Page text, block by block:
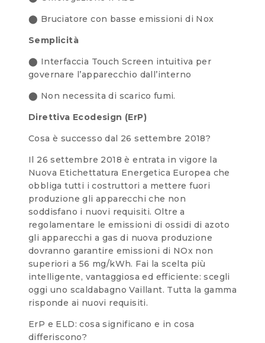
⬤ Bruciatore con basse emissioni di Nox
Semplicità
⬤ Interfaccia Touch Screen intuitiva per
governare l’apparecchio dall’interno
⬤ Non necessita di scarico fumi.
Direttiva Ecodesign (ErP)
Cosa è successo dal 26 settembre 2018?
Il 26 settembre 2018 è entrata in vigore la
Nuova Etichettatura Energetica Europea che
obbliga tutti i costruttori a mettere fuori
produzione gli apparecchi che non
soddisfano i nuovi requisiti. Oltre a
regolamentare le emissioni di ossidi di azoto
gli apparecchi a gas di nuova produzione
dovranno garantire emissioni di NOx non
superiori a 56 mg/kWh. Fai la scelta più
intelligente, vantaggiosa ed efficiente: scegli
oggi uno scaldabagno Vaillant. Tutta la gamma
risponde ai nuovi requisiti.
ErP e ELD: cosa significano e in cosa
differiscono?